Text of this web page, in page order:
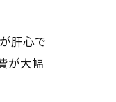
肝心で
が大幅